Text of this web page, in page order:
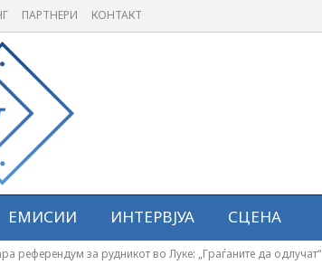
ПАРТНЕРИ КОНТАКТ
ЕМИСИИ ИНТЕРВЈУА СЦЕНА
референдум за рудникот во Луке: „Граѓаните да одлучат“